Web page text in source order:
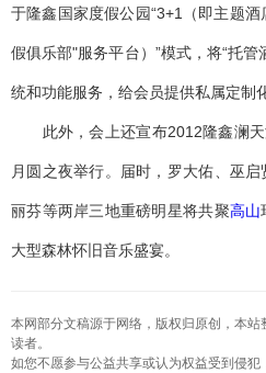
于隆鑫国家度假公园“3+1（即主题
假俱乐部"服务平台）”模式，将“托
统和功能服务，给会员提供私属定制
此外，会上还宣布2012隆鑫澜天
月圆之夜举行。届时，罗大佑、巫
丽芬等两岸三地重磅明星将共聚高山
大型森林怀旧音乐盛宴。
本网部分文稿源于网络，版权归原创，本
读者。
如您不愿参与公益共享或认为权益受到侵